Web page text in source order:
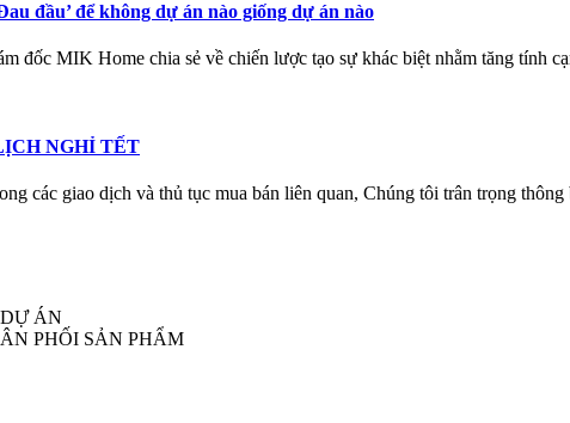
đầu’ để không dự án nào giống dự án nào
đốc MIK Home chia sẻ về chiến lược tạo sự khác biệt nhằm tăng tính
NGHỈ TẾT
các giao dịch và thủ tục mua bán liên quan, Chúng tôi trân trọng
ÁN
PHỐI SẢN PHẨM